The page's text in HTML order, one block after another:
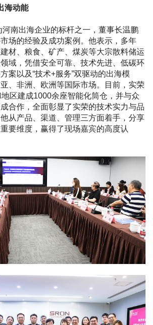
海动能
南出海企业的标杆之一，董事长温鹏
场的经验及成功案例。他表示，多年
材、粮食、矿产、煤炭等大宗散料储运
域，凭借安全可靠、技术先进、低碳环
案以及“技术+服务”双驱动的出海模
、非洲、欧洲等国际市场。目前，实荣
区建成1000余座智能化筒仓，并与众
合作，全面彰显了实荣的技术实力与品
从产品、渠道、管理三方面着手，分享
要维度，赢得了现场嘉宾的高度认